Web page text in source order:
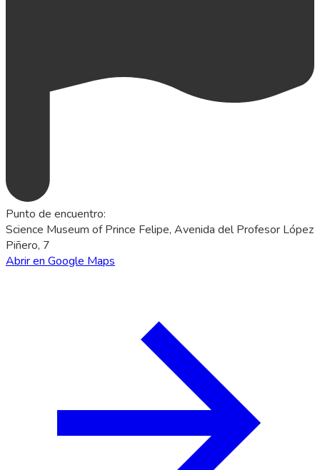
Punto de encuentro:
Science Museum of Prince Felipe, Avenida del Profesor López
Piñero, 7
Abrir en Google Maps